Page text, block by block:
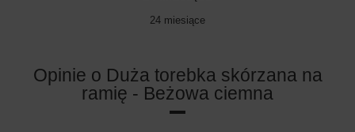
24 miesiące
Opinie o Duża torebka skórzana na
ramię - Beżowa ciemna